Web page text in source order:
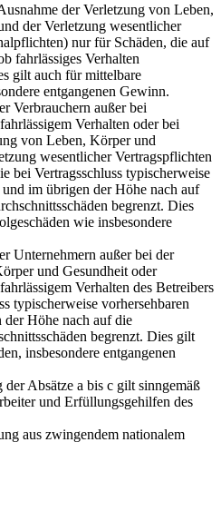
der Verletzung von Leben,
der Verletzung wesentlicher
nur für Schäden, die auf
fahrlässiges Verhalten
gilt auch für mittelbare
entgangenen Gewinn.
Verbrauchern außer bei
Verhalten oder bei
von Leben, Körper und
wesentlicher Vertragspflichten
bei Vertragsschluss typischerweise
und im übrigen der Höhe nach auf
begrenzt. Dies
wie insbesondere
Unternehmern außer bei der
und Gesundheit oder
Verhalten des Betreibers
typischerweise vorhersehbaren
Höhe nach auf die
begrenzt. Dies gilt
insbesondere entgangenen
Absätze a bis c gilt sinngemäß
und Erfüllungsgehilfen des
aus zwingendem nationalem